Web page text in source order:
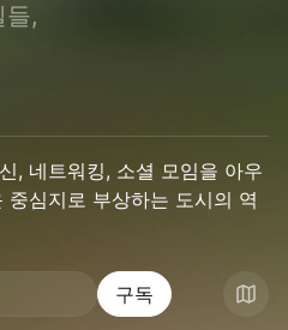
들,
, 네트워킹, 소셜 모임을 아우
심지로 부상하는 도시의 역
구독